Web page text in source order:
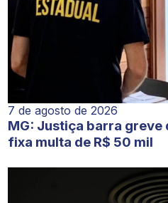
7 de agosto de 2026
MG: Justiça barra
fixa multa de R$ 50 mil